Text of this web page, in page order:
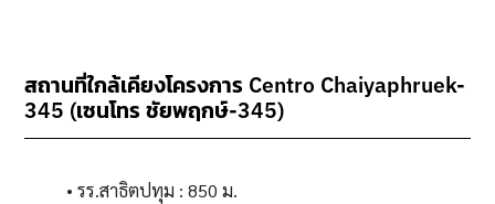
สถานที่ใกล้เคียงโครงการ Centro Chaiyaphruek-
345 (เซนโทร ชัยพฤกษ์-345)
รร.สาธิตปทุม : 850 ม.